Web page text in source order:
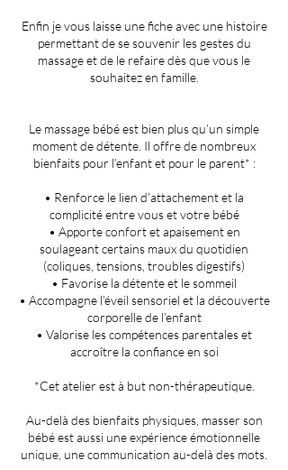
Enfin je vous laisse une fiche avec une histoire
permettant de se souvenir les gestes du
massage et de le refaire dès que vous le
souhaitez en famille.
Le massage bébé est bien plus qu’un simple
moment de détente. Il offre de nombreux
bienfaits pour l’enfant et pour le parent* :
• Renforce le lien d’attachement et la
complicité entre vous et votre bébé
• Apporte confort et apaisement en
soulageant certains maux du quotidien
(coliques, tensions, troubles digestifs)
• Favorise la détente et le sommeil
• Accompagne l’éveil sensoriel et la découverte
corporelle de l’enfant
• Valorise les compétences parentales et
accroître la confiance en soi
*Cet atelier est à but non-thérapeutique.
Au-delà des bienfaits physiques, masser son
bébé est aussi une expérience émotionnelle
unique, une communication au-delà des mots.